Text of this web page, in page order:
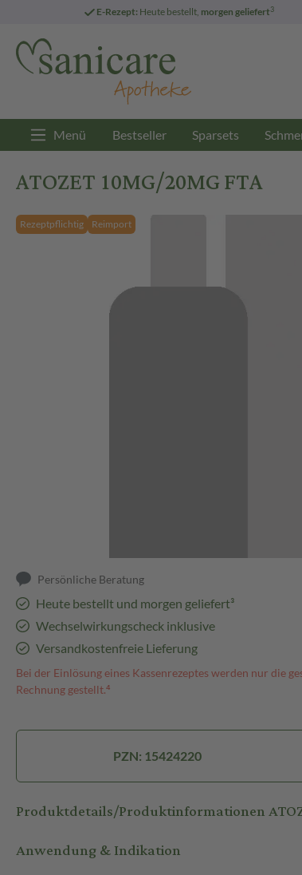
E-Rezept: Heute bestellt, morgen geliefert3
Menü Bestseller Sparsets
ATOZET 10MG/20MG FTA
Rezeptpflichtig Reimport
Persönliche Beratung
Heute bestellt und morgen geliefert³
Wechselwirkungscheck inklusive
Versandkostenfreie Lieferung
Bei der Einlösung eines Kassenrezeptes werden nur die
Rechnung gestellt.⁴
PZN: 15424220
Produktdetails/Produktinformationen
Anwendung & Indikation